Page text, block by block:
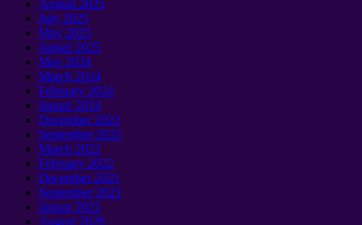
August 2025
July 2025
May 2025
Januar 2025
May 2024
March 2024
February 2024
Januar 2024
December2022
September 2022
March 2022
February 2022
December2021
September 2021
Januar 2021
August 2020